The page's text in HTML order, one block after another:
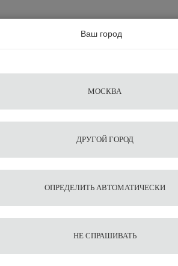
средства
Ваш город
МОСКВА
ДРУГОЙ ГОРОД
ОПРЕДЕЛИТЬ АВТОМАТИЧЕСКИ
НЕ СПРАШИВАТЬ